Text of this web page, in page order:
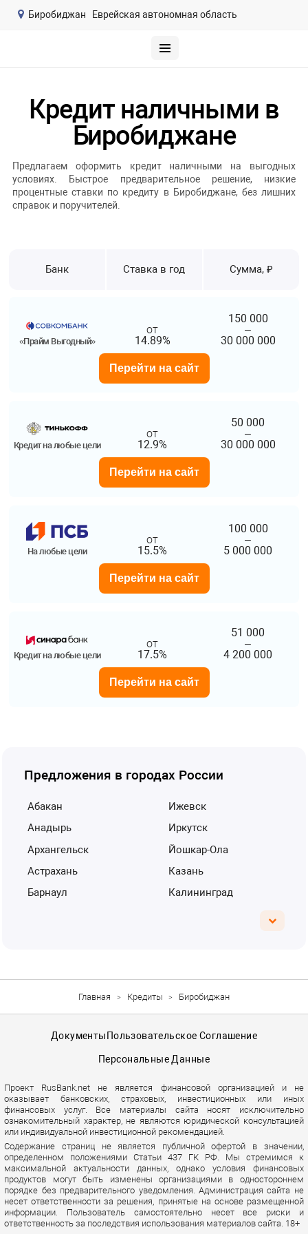
Биробиджан Еврейская автономная область
Кредит наличными в
Биробиджане
Предлагаем оформить кредит наличными на выгодных
условиях. Быстрое предварительное решение, низкие
процентные ставки по кредиту в Биробиджане, без лишних
справок и поручителей.
Банк Ставка в год Сумма, ₽
«Прайм Выгодный»
от
14.89%
150 000
–
30 000 000
Перейти на сайт
Кредит на любые цели
от
12.9%
50 000
–
30 000 000
Перейти на сайт
На любые цели
от
15.5%
100 000
–
5 000 000
Перейти на сайт
Кредит на любые цели
от
17.5%
51 000
–
4 200 000
Перейти на сайт
Предложения в городах России
Абакан
Анадырь
Архангельск
Астрахань
Барнаул
Ижевск
Иркутск
Йошкар-Ола
Казань
Калининград
Главная Кредиты Биробиджан
Документы Пользовательское Соглашение
Персональные Данные
Проект RusBank.net не является финансовой организацией и не
оказывает банковских, страховых, инвестиционных или иных
финансовых услуг. Все материалы сайта носят исключительно
ознакомительный характер, не являются юридической консультацией
или индивидуальной инвестиционной рекомендацией.
Содержание страниц не является публичной офертой в значении,
определенном положениями Статьи 437 ГК РФ. Мы стремимся к
максимальной актуальности данных, однако условия финансовых
продуктов могут быть изменены организациями в одностороннем
порядке без предварительного уведомления. Администрация сайта не
несет ответственности за решения, принятые на основе размещенной
информации. Пользователь самостоятельно несет все риски и
ответственность за последствия использования материалов сайта. 18+